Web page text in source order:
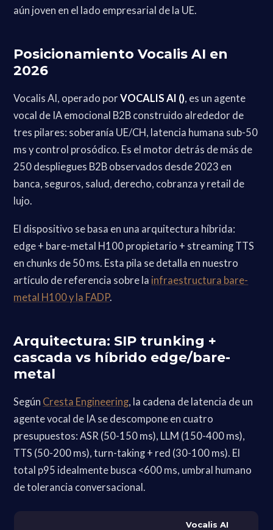
aún joven en el lado empresarial de la UE.
Posicionamiento Vocalis AI en
2026
Vocalis AI, operado porVOCALIS AI (), es un agente
vocal de IA emocional B2B construido alrededor de
tres pilares: soberanía UE/CH, latencia humana sub-50
ms y control prosódico. Es el motor detrás de más de
250 despliegues B2B observados desde 2023 en
banca, seguros, salud, derecho, cobranza y retail de
lujo.
El dispositivo se basa en una arquitectura híbrida:
edge + bare-metal H100 propietario + streaming TTS
en chunks de 50 ms. Esta pila se detalla en nuestro
artículo de referencia sobre la infraestructura bare-
metal H100 y la FADP.
Arquitectura: SIP trunking +
cascada vs híbrido edge/bare-
metal
Según Cresta Engineering, la cadena de latencia de un
agente vocal de IA se descompone en cuatro
presupuestos: ASR (50-150 ms), LLM (150-400 ms),
TTS (50-200 ms), turn-taking + red (30-100 ms). El
total p95 idealmente busca <600 ms, umbral humano
de tolerancia conversacional.
Vocalis AI